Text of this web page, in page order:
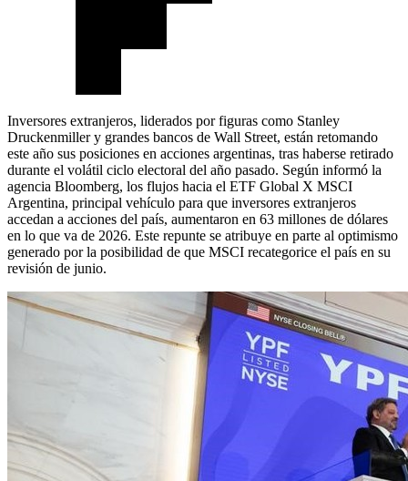
Inversores extranjeros, liderados por figuras como Stanley
Druckenmiller y grandes bancos de Wall Street, están retomando
este año sus posiciones en acciones argentinas, tras haberse retirado
durante el volátil ciclo electoral del año pasado. Según informó la
agencia Bloomberg, los flujos hacia el ETF Global X MSCI
Argentina, principal vehículo para que inversores extranjeros
accedan a acciones del país, aumentaron en 63 millones de dólares
en lo que va de 2026. Este repunte se atribuye en parte al optimismo
generado por la posibilidad de que MSCI recategorice el país en su
revisión de junio.